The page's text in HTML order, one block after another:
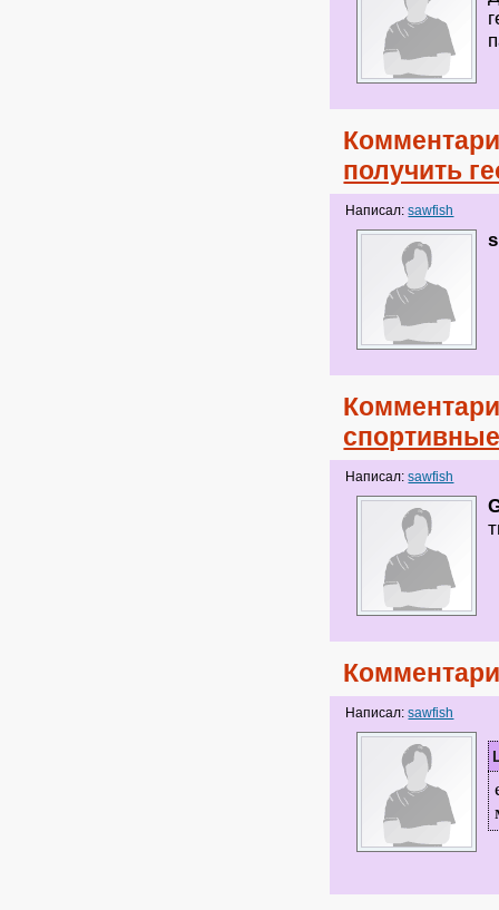
получить
Написал:sawfish
Написал:sawfish
Написал:sawfish